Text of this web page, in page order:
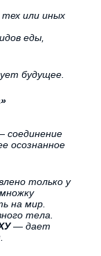
или иных
еды,
будущее.
осознанное
только у
на мир.
тела.
— дает